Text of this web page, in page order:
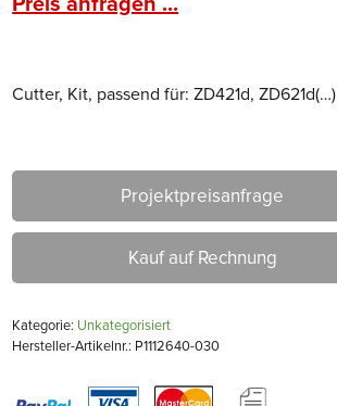
Cutter, Kit, passend für: ZD421d, ZD621d(…)
Projektpreisanfrage
Kauf auf Rechnung
Kategorie: Unkategorisiert
Hersteller-Artikelnr.: P1112640-030